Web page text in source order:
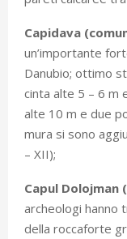
Capidava
un’importante
Danubio; ottimo
cinta alte 5 – 6 m
alte 10 m e due
mura si sono
– XII);
Capul Dolojman
archeologi hanno
della roccaforte